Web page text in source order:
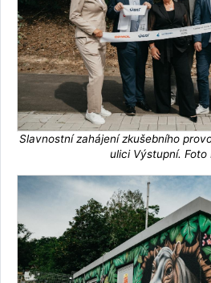
Slavnostní zahájení zkušebního
ulici Výstupní. Foto